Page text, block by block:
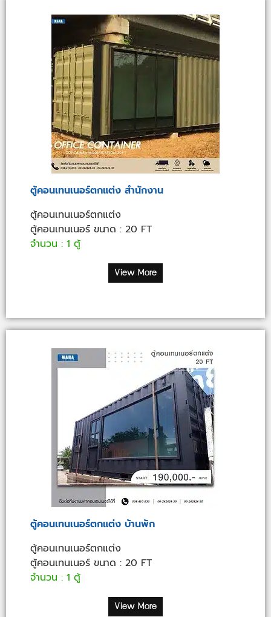
ตู้คอนเทนเนอร์ตกแต่ง สำนักงาน
ตู้คอนเทนเนอร์ตกแต่ง
ตู้คอนเทนเนอร์ ขนาด : 20 FT
จำนวน : 1 ตู้
View More
ตู้คอนเทนเนอร์ตกแต่ง บ้านพัก
ตู้คอนเทนเนอร์ตกแต่ง
ตู้คอนเทนเนอร์ ขนาด : 20 FT
จำนวน : 1 ตู้
View More